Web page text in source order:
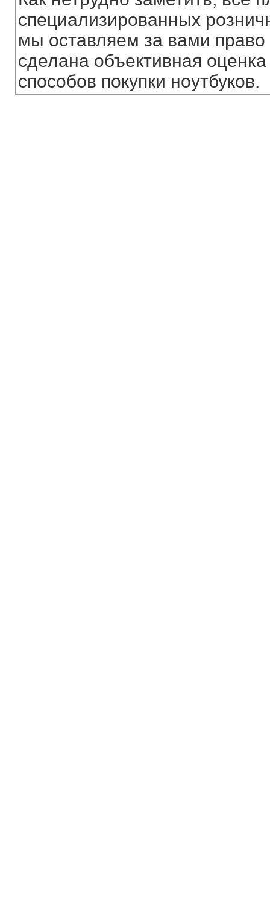
специализированных
мы оставляем за вами
сделана объективная
способов покупки ноутбуков.